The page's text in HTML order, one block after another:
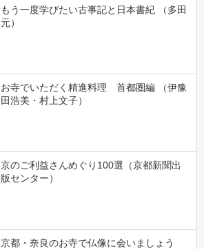
もう一度学びたい古事記と日本書紀 （多田
元）
お寺でいただく精進料理 首都圏編 （伊豫
田浩美・村上文子）
京のご利益さんめぐり100選（京都新聞出
版センター）
京都・奈良のお寺で仏像に会いましょう